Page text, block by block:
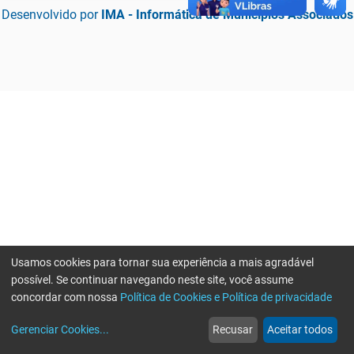
Desenvolvido por IMA - Informática de Municípios Associados
web
Notícias
more_horiz
Mais
Usamos cookies para tornar sua experiência a mais agradável
possível. Se continuar navegando neste site, você assume
concordar com nossa Política de Cookies e Política de privacidade
Gerenciar Cookies... Recusar Aceitar todos
Erro ao enviar informações, por favor tente novamente